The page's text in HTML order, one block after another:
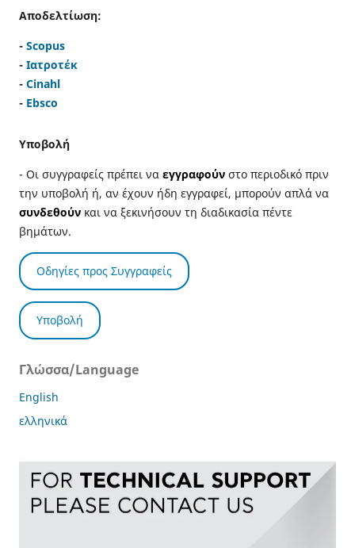
Αποδελτίωση:
- Scopus
- Ιατροτέκ
- Cinahl
- Ebsco
Υποβολή
- Οι συγγραφείς πρέπει να εγγραφούν στο περιοδικό πριν
την υποβολή ή, αν έχουν ήδη εγγραφεί, μπορούν απλά να
συνδεθούνκαι να ξεκινήσουν τη διαδικασία πέντε
βημάτων.
Οδηγίες προς Συγγραφείς
Υποβολή
Γλώσσα/Language
English
ελληνικά